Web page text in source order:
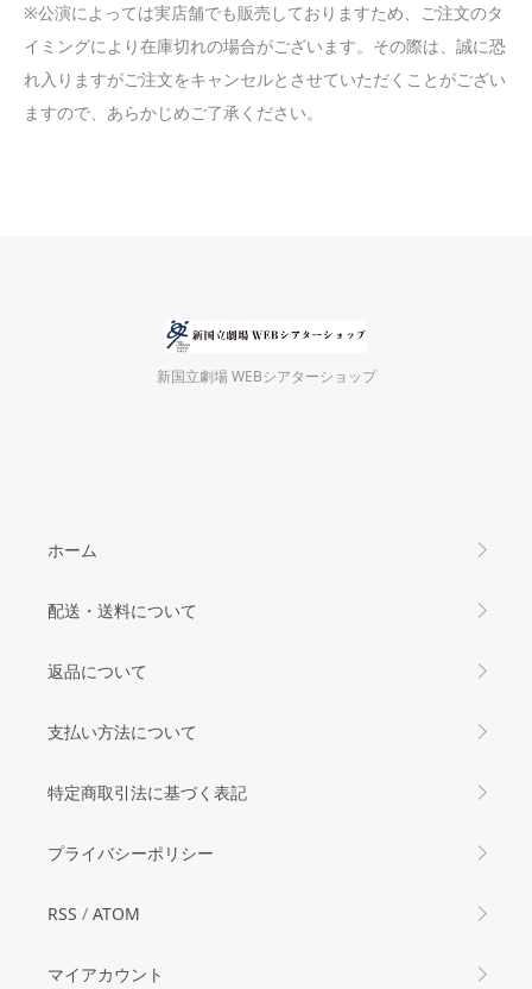
※公演によっては実店舗でも販売しておりますため、ご注文のタ
イミングにより在庫切れの場合がございます。その際は、誠に恐
れ入りますがご注文をキャンセルとさせていただくことがござい
ますので、あらかじめご了承ください。
新国立劇場 WEBシアターショップ
ホーム
配送・送料について
返品について
支払い方法について
特定商取引法に基づく表記
プライバシーポリシー
RSS / ATOM
マイアカウント